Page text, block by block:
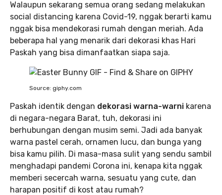
Walaupun sekarang semua orang sedang melakukan
social distancing karena Covid-19, nggak berarti kamu
nggak bisa mendekorasi rumah dengan meriah. Ada
beberapa hal yang menarik dari dekorasi khas Hari
Paskah yang bisa dimanfaatkan siapa saja.
Source: giphy.com
Paskah identik dengan dekorasi warna-warni karena
di negara-negara Barat, tuh, dekorasi ini
berhubungan dengan musim semi. Jadi ada banyak
warna pastel cerah, ornamen lucu, dan bunga yang
bisa kamu pilih. Di masa-masa sulit yang sendu sambil
menghadapi pandemi Corona ini, kenapa kita nggak
memberi secercah warna, sesuatu yang cute, dan
harapan positif di kost atau rumah?